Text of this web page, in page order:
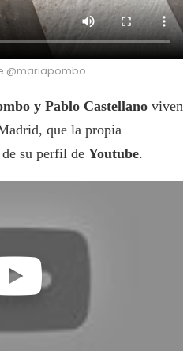
@mariapombo
y Pablo Castellano viven
que la propia
de su perfil de Youtube.